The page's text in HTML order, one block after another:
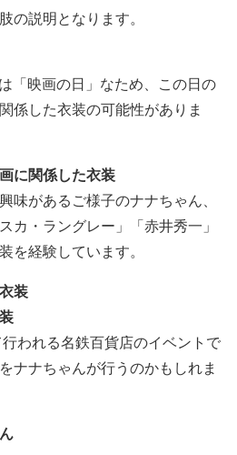
の説明となります。
「映画の日」なため、この日の
係した衣装の可能性がありま
に関係した衣装
味があるご様子のナナちゃん、
カ・ラングレー」「赤井秀一」
を経験しています。
装
われる名鉄百貨店のイベントで
ナナちゃんが行うのかもしれま